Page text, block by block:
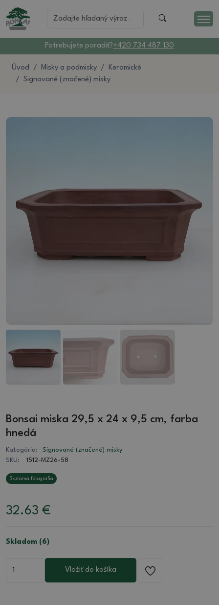
Potrebujete poradiť?+420 734 487 130
Úvod Misky a podmisky
Keramické
Signované (značené) misky
Bonsai miska 29,5 x 24 x 9,5 cm, farba
hnedá
Kategória:
Signované (značené) misky
SKU:
1512-MZ26-58
Skutočná fotografia
32.63 €
Skladom (6)
Vložiť do košíka